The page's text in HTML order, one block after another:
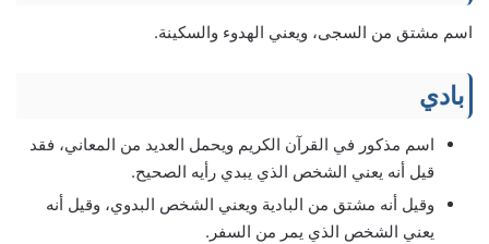
اسم مشتق من السجى، ويعني الهدوء والسكينة.
بادي
اسم مذكور في القرآن الكريم ويحمل العديد من المعاني، فقد
قيل أنه يعني الشخص الذي يبدي رأيه الصحيح.
وقيل أنه مشتق من البادية ويعني الشخص البدوي، وقيل أنه
يعني الشخص الذي يمر من السفر.